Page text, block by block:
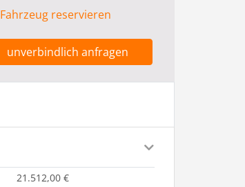
Fahrzeug reservieren
unverbindlich anfragen
21.512,00 €